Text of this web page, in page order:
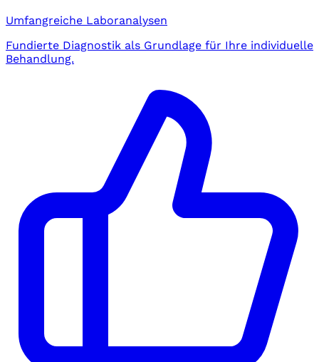
Umfangreiche Laboranalysen
Fundierte Diagnostik als Grundlage für Ihre individuelle
Behandlung.